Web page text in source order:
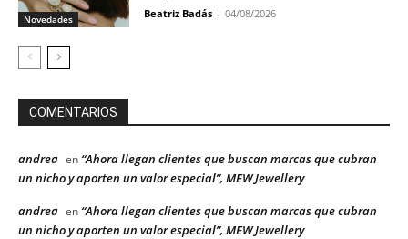
Novedades Beatriz Badás - 04/08/2026
COMENTARIOS
andrea en “Ahora llegan clientes que buscan marcas que cubran
un nicho y aporten un valor especial”, MEW Jewellery
andrea en “Ahora llegan clientes que buscan marcas que cubran
un nicho y aporten un valor especial”, MEW Jewellery